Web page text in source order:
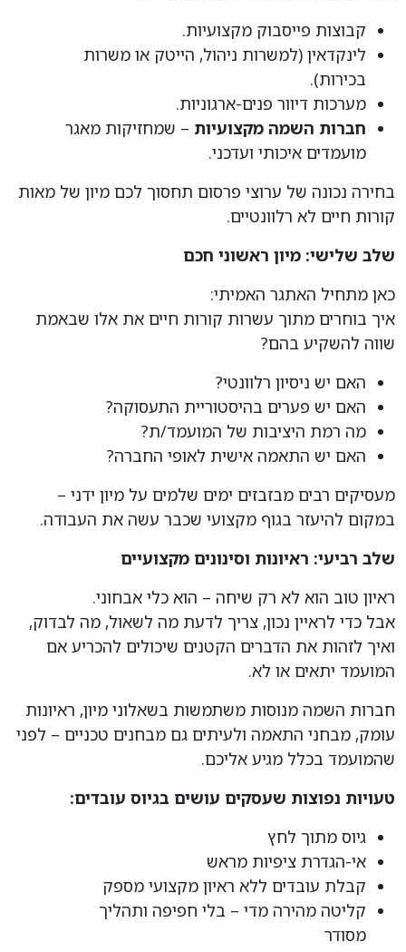
קבוצות פייסבוק מקצועיות.
לינקדאין (למשרות ניהול, הייטק או משרות
בכירות).
מערכות דיוור פנים-ארגוניות.
חברות השמה מקצועיות – שמחזיקות מאגר
מועמדים איכותי ועדכני.
בחירה נכונה של ערוצי פרסום תחסוך לכם מיון של מאות
קורות חיים לא רלוונטיים.
שלב שלישי: מיון ראשוני חכם
כאן מתחיל האתגר האמיתי:
איך בוחרים מתוך עשרות קורות חיים את אלו שבאמת
שווה להשקיע בהם?
האם יש ניסיון רלוונטי?
האם יש פערים בהיסטוריית התעסוקה?
מה רמת היציבות של המועמד/ת?
האם יש התאמה אישית לאופי החברה?
מעסיקים רבים מבזבזים ימים שלמים על מיון ידני –
במקום להיעזר בגוף מקצועי שכבר עשה את העבודה.
שלב רביעי: ראיונות וסינונים מקצועיים
ראיון טוב הוא לא רק שיחה – הוא כלי אבחוני.
אבל כדי לראיין נכון, צריך לדעת מה לשאול, מה לבדוק,
ואיך לזהות את הדברים הקטנים שיכולים להכריע אם
המועמד יתאים או לא.
חברות השמה מנוסות משתמשות בשאלוני מיון, ראיונות
עומק, מבחני התאמה ולעיתים גם מבחנים טכניים – לפני
שהמועמד בכלל מגיע אליכם.
טעויות נפוצות שעסקים עושים בגיוס עובדים:
גיוס מתוך לחץ
אי-הגדרת ציפיות מראש
קבלת עובדים ללא ראיון מקצועי מספק
קליטה מהירה מדי – בלי חפיפה ותהליך
מסודר